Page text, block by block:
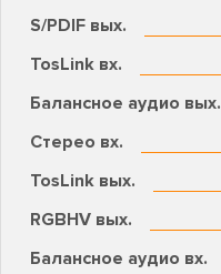
S/PDIF вых.
TosLink вх.
Балансное аудио вых.
Стерео вх.
TosLink вых.
RGBHV вых.
Балансное аудио вх.